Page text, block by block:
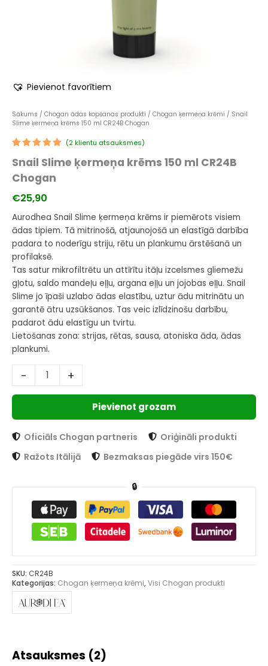
Pievienot favorītiem
Sākums / Chogan ādas kopšanas produkti / Chogan ķermeņa krēmi / Snail
Slime ķermeņa krēms 150 ml CR24B Chogan
5.00
no 5
pircēju
(2klientu atsauksmes)
Snail Slime ķermeņa krēms 150 ml CR24B
Chogan
€25,90
Aurodhea Snail Slime ķermeņa krēms ir piemērots visiem
ādas tipiem. Tā mitrinošā, atjaunojošā un elastīgā darbība
padara to noderīgu striju, rētu un plankumu ārstēšanā un
profilaksē.
Tas satur mikrofiltrētu un attīrītu itāļu izcelsmes gliemežu
gļotu, saldo mandeļu eļļu, argana eļļu un jojobas eļļu. Snail
Slime jo īpaši uzlabo ādas elastību, uztur ādu mitrinātu un
garantē ātru uzsūkšanos. Tas veic izlīdzinošu darbību,
padarot ādu elastīgu un tvirtu.
Lietošanas zona: strijas, rētas, sausa, atoniska āda, ādas
plankumi.
- +
Pievienot grozam
Oficiāls Chogan partneris
Oriģināli produkti
Ražots Itālijā
Bezmaksas piegāde virs 150€
🔒
SKU: CR24B
Kategorijas: Chogan ķermeņa krēmi,Visi Chogan produkti
Atsauksmes (2)